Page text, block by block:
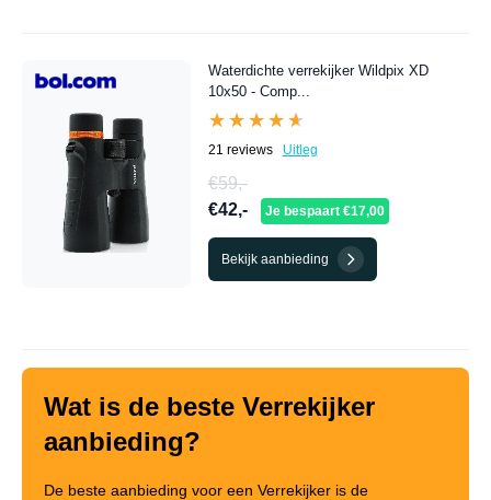
Waterdichte verrekijker Wildpix XD
10x50 - Comp...
★★★★★
★★★★★
21 reviews Uitleg
€59,-
€42,-
Je bespaart €17,00
Bekijk aanbieding
Wat is de beste Verrekijker
aanbieding?
De beste aanbieding voor een Verrekijker is de